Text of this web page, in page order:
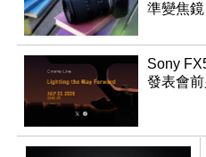
準變焦鏡
Sony
發表會